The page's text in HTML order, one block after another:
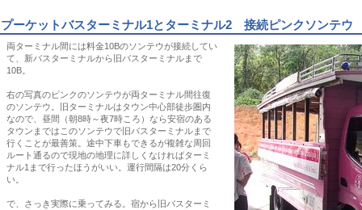
プーケットバスターミナル1とターミナル2 接続ピンクソンテウ
両ターミナル間には料金10Bのソンテウが接続してい
て、新バスターミナルから旧バスターミナルまで
10B。
右の写真のピンクのソンテウが両ターミナル間往復
のソンテウ。旧ターミナルはタウン中心部徒歩圏内
なので、昼間（朝8時～夜7時ころ）なら安宿のある
タウンまではこのソンテウで旧バスターミナルまで
行くことが最善策。途中下車もできるが複雑な周回
ルート通るので現地の地理に詳しくなければターミ
ナル1まで行ったほうがいい。運行間隔は20分くら
い。
で、さっき実際に乗ってみる。宿から旧バスターミ